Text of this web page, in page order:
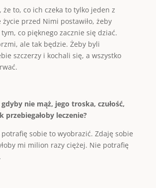
że to, co ich czeka to tylko jeden z
przed Nimi postawiło, żeby
co pięknego zacznie się dziać.
ale tak będzie. Żeby byli
szczerzy i kochali się, a wszystko
nie mąż, jego troska, czułość,
przebiegałoby leczenie?
sobie to wyobrazić. Zdaję sobie
mi milion razy ciężej. Nie potrafię